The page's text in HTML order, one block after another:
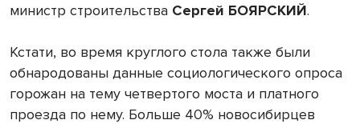
министр строительства Сергей БОЯРСКИЙ.
Кстати, во время круглого стола также были
обнародованы данные социологического опроса
горожан на тему четвертого моста и платного
проезда по нему. Больше 40% новосибирцев